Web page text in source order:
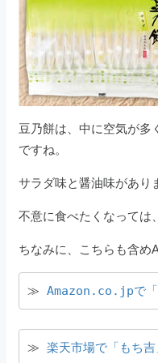
豆乃餅は、中に空気が多
ですね。
サラダ味と醤油味があり
不意に食べたくなっては
ちなみに、こちらも含め
≫ Amazon.co.jpで「
≫ 楽天市場で「もち